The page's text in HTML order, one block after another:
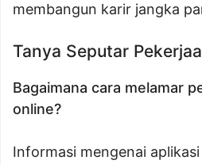
membangun karir jangka
Tanya Seputar
Bagaimana cara melamar
online?
Informasi mengenai